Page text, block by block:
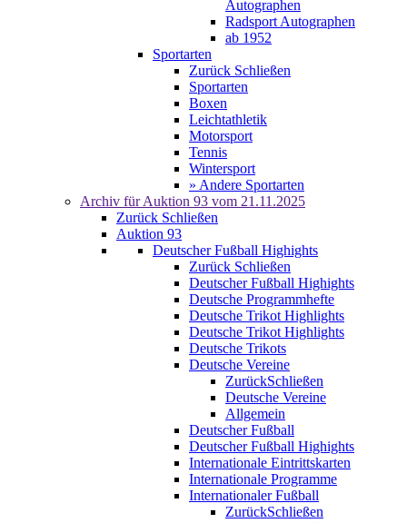
Autographen
Radsport Autographen
ab 1952
Sportarten
Zurück Schließen
Sportarten
Boxen
Leichtathletik
Motorsport
Tennis
Wintersport
» Andere Sportarten
Archiv für Auktion 93 vom 21.11.2025
Zurück Schließen
Auktion 93
Deutscher Fußball Highights
Zurück Schließen
Deutscher Fußball Highights
Deutsche Programmhefte
Deutsche Trikot Highlights
Deutsche Trikot Highlights
Deutsche Trikots
Deutsche Vereine
ZurückSchließen
Deutsche Vereine
Allgemein
Deutscher Fußball
Deutscher Fußball Highights
Internationale Eintrittskarten
Internationale Programme
Internationaler Fußball
ZurückSchließen